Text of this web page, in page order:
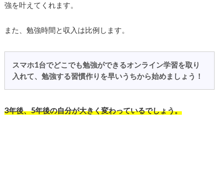
強を叶えてくれます。
また、勉強時間と収入は比例します。
スマホ1台でどこでも勉強ができるオンライン学習を取り
入れて、勉強する習慣作りを早いうちから始めましょう！
3年後、5年後の自分が大きく変わっているでしょう。